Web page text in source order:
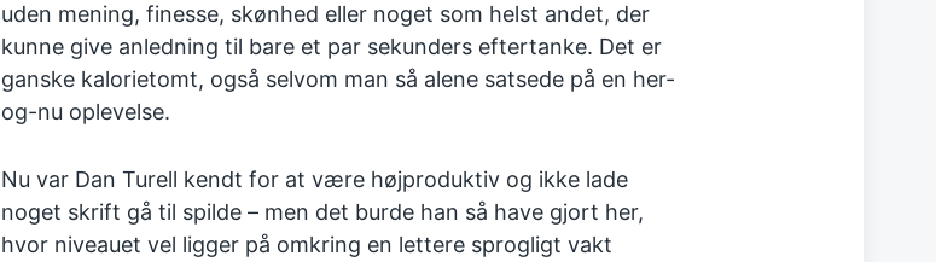
uden mening, finesse, skønhed eller noget som helst andet, der
kunne give anledning til bare et par sekunders eftertanke. Det er
ganske kalorietomt, også selvom man så alene satsede på en her-
og-nu oplevelse.
Nu var Dan Turell kendt for at være højproduktiv og ikke lade
noget skrift gå til spilde – men det burde han så have gjort her,
hvor niveauet vel ligger på omkring en lettere sprogligt vakt